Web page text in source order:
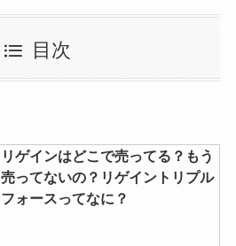
る？amazonや楽天で購入でき
る？口コミは？
ガラス絵の具はダイソーに売って
ない？どこで買える？コストコで
は？
目次
リゲインはどこで売ってる？もう
売ってないの？リゲイントリプル
フォースってなに？